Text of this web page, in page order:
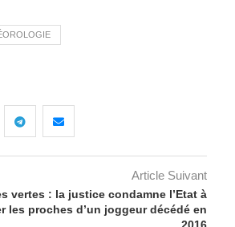
Article Suivant
vertes : la justice condamne l’Etat à
les proches d’un joggeur décédé en